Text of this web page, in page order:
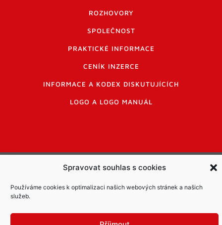
Spravovat souhlas s cookies
Používáme cookies k optimalizaci našich webových stránek a našich
služeb.
ROZHOVORY
SPOLEČNOST
PRAKTICKÉ INFORMACE
CENÍK INZERCE
INFORMACE A KODEX DISKUTUJÍCÍCH
LOGO A LOGO MANUÁL
© Město Mníšek pod Brdy
Informace o zpracování osobních údajů